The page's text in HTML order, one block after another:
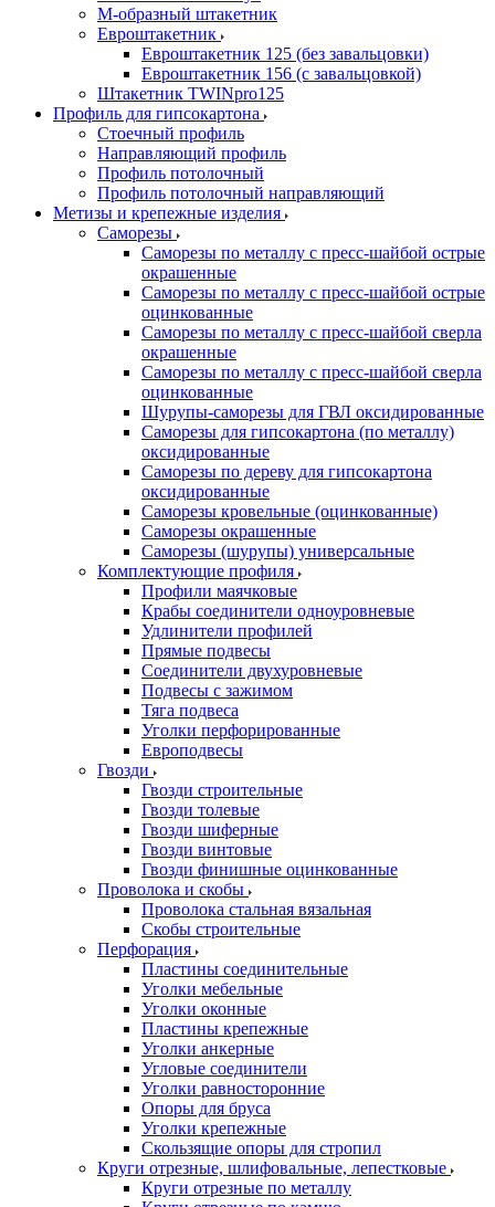
М-образный штакетник
Евроштакетник
Евроштакетник 125 (без завальцовки)
Евроштакетник 156 (с завальцовкой)
Штакетник TWINpro125
Профиль для гипсокартона
Стоечный профиль
Направляющий профиль
Профиль потолочный
Профиль потолочный направляющий
Метизы и крепежные изделия
Саморезы
Саморезы по металлу с пресс-шайбой острые
окрашенные
Саморезы по металлу с пресс-шайбой острые
оцинкованные
Саморезы по металлу с пресс-шайбой сверла
окрашенные
Саморезы по металлу с пресс-шайбой сверла
оцинкованные
Шурупы-саморезы для ГВЛ оксидированные
Саморезы для гипсокартона (по металлу)
оксидированные
Саморезы по дереву для гипсокартона
оксидированные
Саморезы кровельные (оцинкованные)
Саморезы окрашенные
Саморезы (шурупы) универсальные
Комплектующие профиля
Профили маячковые
Крабы соединители одноуровневые
Удлинители профилей
Прямые подвесы
Соединители двухуровневые
Подвесы с зажимом
Тяга подвеса
Уголки перфорированные
Европодвесы
Гвозди
Гвозди строительные
Гвозди толевые
Гвозди шиферные
Гвозди винтовые
Гвозди финишные оцинкованные
Проволока и скобы
Проволока стальная вязальная
Скобы строительные
Перфорация
Пластины соединительные
Уголки мебельные
Уголки оконные
Пластины крепежные
Уголки анкерные
Угловые соединители
Уголки равносторонние
Опоры для бруса
Уголки крепежные
Скользящие опоры для стропил
Круги отрезные, шлифовальные, лепестковые
Круги отрезные по металлу